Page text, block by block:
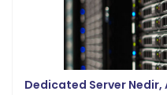
Dedicated Server Nedir,